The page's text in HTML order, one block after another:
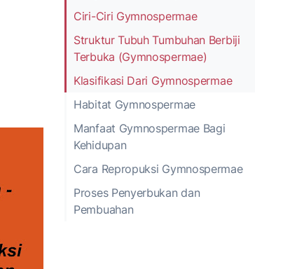
Ciri-Ciri Gymnospermae
Struktur Tubuh Tumbuhan Berbiji
Terbuka (Gymnospermae)
Klasifikasi Dari Gymnospermae
Habitat Gymnospermae
Manfaat Gymnospermae Bagi
Kehidupan
Cara Repropuksi Gymnospermae
Proses Penyerbukan dan
Pembuahan